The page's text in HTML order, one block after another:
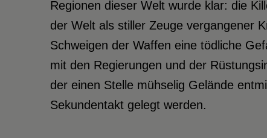
Regionen dieser Welt wurde klar: die
der Welt als stiller Zeuge vergangener
Schweigen der Waffen eine tödliche
mit den Regierungen und der
der einen Stelle mühselig Gelände
Sekundentakt gelegt werden.